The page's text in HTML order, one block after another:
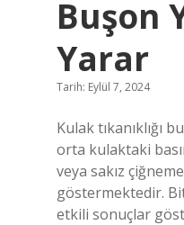
Buşon
Yarar
Tarih: Eylül 7, 2024
Kulak tıkanıklığı
orta kulaktaki
veya sakız
göstermektedir.
etkili sonuçlar